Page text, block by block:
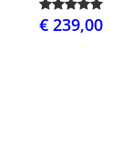
€ 239,00